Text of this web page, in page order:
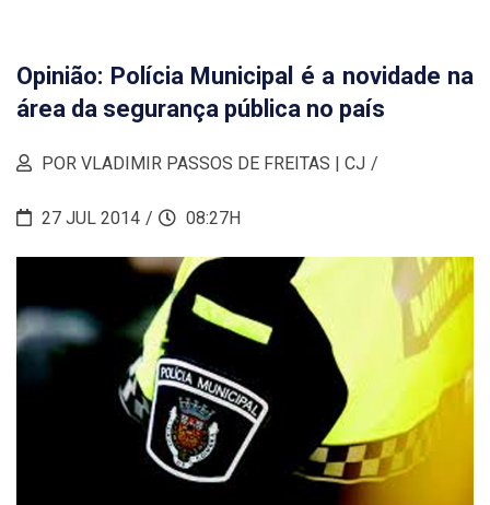
Opinião: Polícia Municipal é a novidade na
área da segurança pública no país
POR VLADIMIR PASSOS DE FREITAS | CJ
27 JUL 2014 08:27H